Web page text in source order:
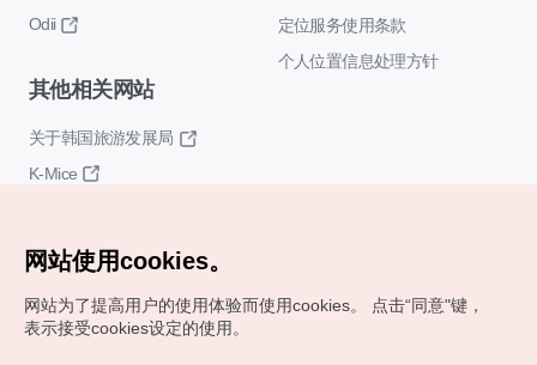
Odii
定位服务使用条款
个人位置信息处理方针
其他相关网站
关于韩国旅游发展局
K-Mice
网站使用cookies。
网站为了提高用户的使用体验而使用cookies。
点击“同意"键，
表示接受cookies设定的使用。